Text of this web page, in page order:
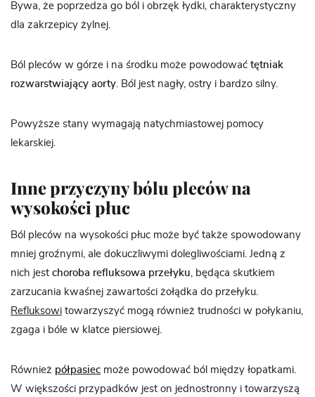
Bywa, że poprzedza go ból i obrzęk łydki, charakterystyczny
dla zakrzepicy żylnej.
Ból pleców w górze i na środku może powodować tętniak
rozwarstwiający aorty. Ból jest nagły, ostry i bardzo silny.
Powyższe stany wymagają natychmiastowej pomocy
lekarskiej.
Inne przyczyny bólu pleców na
wysokości płuc
Ból pleców na wysokości płuc może być także spowodowany
mniej groźnymi, ale dokuczliwymi dolegliwościami. Jedną z
nich jest choroba refluksowa przełyku, będąca skutkiem
zarzucania kwaśnej zawartości żołądka do przełyku.
Refluksowi towarzyszyć mogą również trudności w połykaniu,
zgaga i bóle w klatce piersiowej.
Również półpasiec może powodować ból między łopatkami.
W większości przypadków jest on jednostronny i towarzyszą